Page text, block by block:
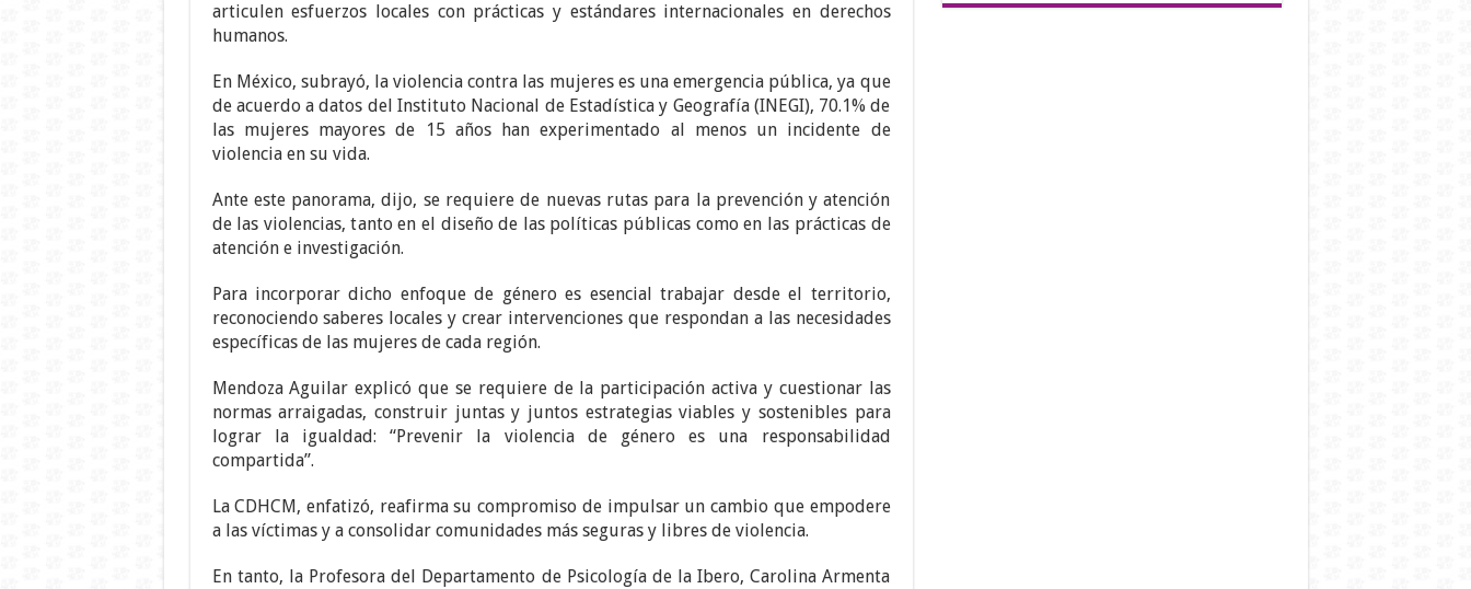
articulen esfuerzos locales con prácticas y estándares internacionales en derechos
humanos.
En México, subrayó, la violencia contra las mujeres es una emergencia pública, ya que
de acuerdo a datos del Instituto Nacional de Estadística y Geografía (INEGI), 70.1% de
las mujeres mayores de 15 años han experimentado al menos un incidente de
violencia en su vida.
Ante este panorama, dijo, se requiere de nuevas rutas para la prevención y atención
de las violencias, tanto en el diseño de las políticas públicas como en las prácticas de
atención e investigación.
Para incorporar dicho enfoque de género es esencial trabajar desde el territorio,
reconociendo saberes locales y crear intervenciones que respondan a las necesidades
específicas de las mujeres de cada región.
Mendoza Aguilar explicó que se requiere de la participación activa y cuestionar las
normas arraigadas, construir juntas y juntos estrategias viables y sostenibles para
lograr la igualdad: “Prevenir la violencia de género es una responsabilidad
compartida”.
La CDHCM, enfatizó, reafirma su compromiso de impulsar un cambio que empodere
a las víctimas y a consolidar comunidades más seguras y libres de violencia.
En tanto, la Profesora del Departamento de Psicología de la Ibero, Carolina Armenta